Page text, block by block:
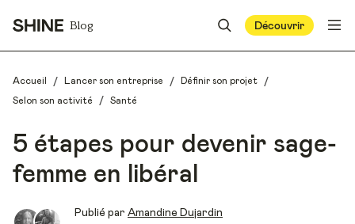
Blog Découvrir
Accueil / Lancer son entreprise / Définir son projet /
Selon son activité / Santé
5 étapes pour devenir sage-
femme en libéral
Publié par Amandine Dujardin